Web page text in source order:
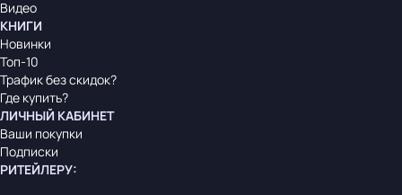
Видео
КНИГИ
Новинки
Топ-10
Трафик без скидок?
Где купить?
ЛИЧНЫЙ КАБИНЕТ
Ваши покупки
Подписки
РИТЕЙЛЕРУ: